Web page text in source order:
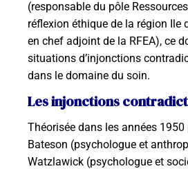
(responsable du pôle
réflexion éthique de la région Ile
en chef adjoint de la RFEA), ce
situations d’injonctions
dans le domaine du soin.
Les injonctions
Théorisée dans les années 1950
Bateson (psychologue et
Watzlawick (psychologue et